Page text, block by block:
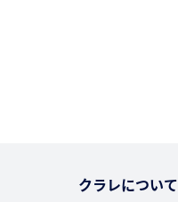
クラレについて